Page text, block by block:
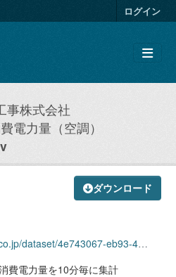
ログイン
事株式会社
電力量（空調）
ダウンロード
resource/6b37c813-acff-42dd-b475-b9b1b365c44a/download/airconditioning_2502.csv
費電力量を10分毎に集計